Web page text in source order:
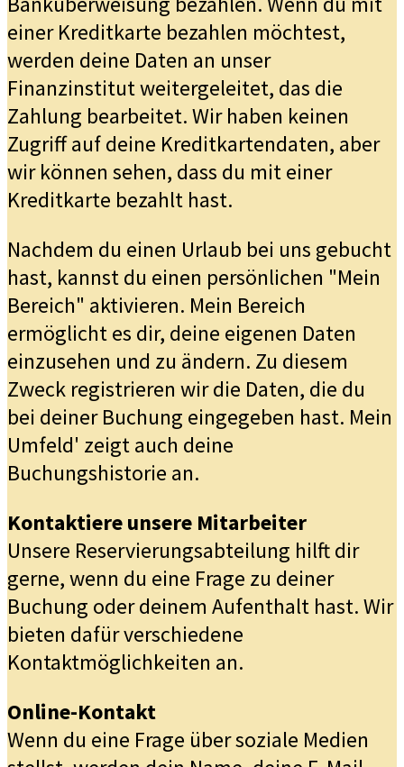
einer Kreditkarte bezahlen möchtest,
werden deine Daten an unser
Finanzinstitut weitergeleitet, das die
Zahlung bearbeitet. Wir haben keinen
Zugriff auf deine Kreditkartendaten, aber
wir können sehen, dass du mit einer
Kreditkarte bezahlt hast.
Nachdem du einen Urlaub bei uns gebucht
hast, kannst du einen persönlichen "Mein
Bereich" aktivieren. Mein Bereich
ermöglicht es dir, deine eigenen Daten
einzusehen und zu ändern. Zu diesem
Zweck registrieren wir die Daten, die du
bei deiner Buchung eingegeben hast. Mein
Umfeld' zeigt auch deine
Buchungshistorie an.
Kontaktiere unsere Mitarbeiter
Unsere Reservierungsabteilung hilft dir
gerne, wenn du eine Frage zu deiner
Buchung oder deinem Aufenthalt hast. Wir
bieten dafür verschiedene
Kontaktmöglichkeiten an.
Online-Kontakt
Wenn du eine Frage über soziale Medien